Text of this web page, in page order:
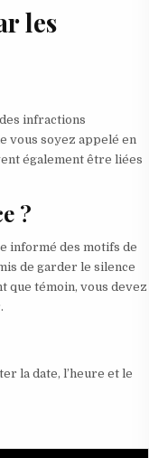
les
infractions
vous soyez appelé en
également être liées
?
informé des motifs de
de garder le silence
que témoin, vous devez
la date, l’heure et le